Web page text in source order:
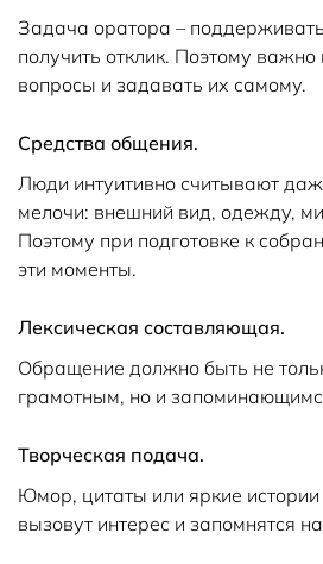
Задача оратора –
получить отклик. Поэтому важно
вопросы и задавать их самому.
Средства общения.
Люди интуитивно считывают
мелочи: внешний вид, одежду,
Поэтому при подготовке к
эти моменты.
Лексическая составляющая.
Обращение должно быть не
грамотным, но и
Творческая подача.
Юмор, цитаты или яркие истории
вызовут интерес и запомнятся